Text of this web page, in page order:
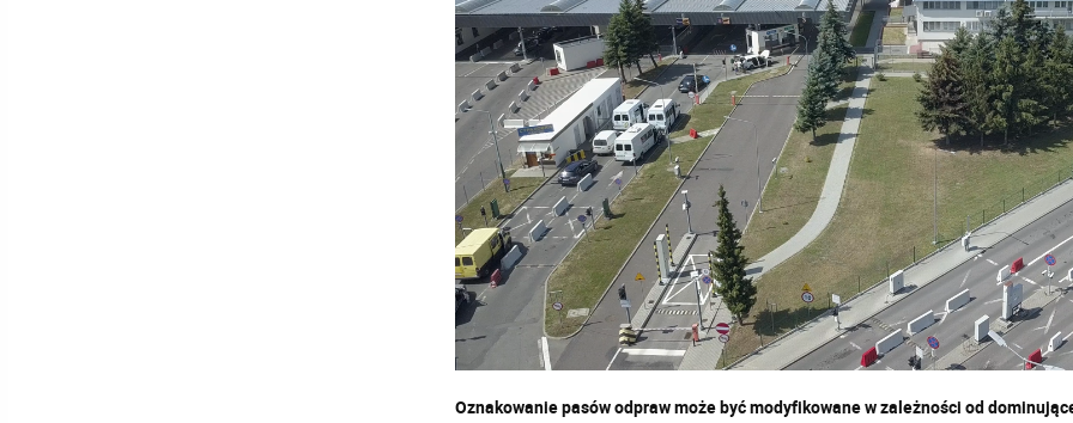
Oznakowanie pasów odpraw może być modyfikowane w zależności od